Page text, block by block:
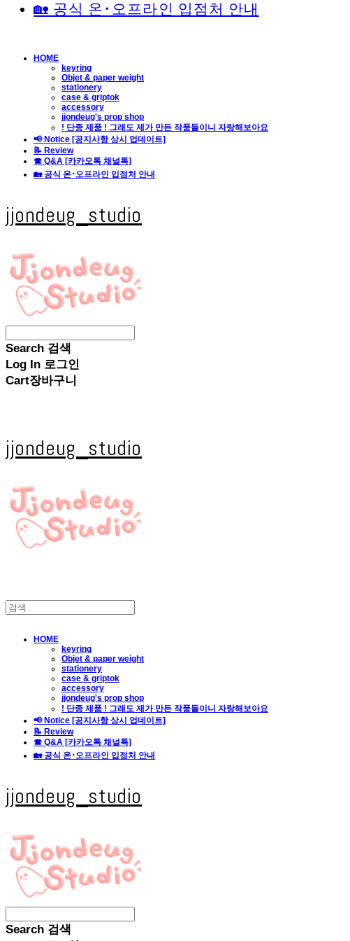
🏡 공식 온･오프라인 입점처 안내
HOME
keyring
Objet & paper weight
stationery
case & griptok
accessory
jjondeug's prop shop
! 단종 제품 ! 그래도 제가 만든 작품들이니 자랑해보아요
📢 Notice [공지사항 상시 업데이트]
📝 Review
☎ Q&A [카카오톡 채널톡]
🏡 공식 온･오프라인 입점처 안내
jjondeug_studio
Search 검색
Log In 로그인
Cart장바구니
jjondeug_studio
HOME
keyring
Objet & paper weight
stationery
case & griptok
accessory
jjondeug's prop shop
! 단종 제품 ! 그래도 제가 만든 작품들이니 자랑해보아요
📢 Notice [공지사항 상시 업데이트]
📝 Review
☎ Q&A [카카오톡 채널톡]
🏡 공식 온･오프라인 입점처 안내
jjondeug_studio
Search 검색